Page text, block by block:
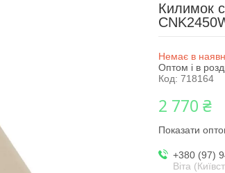
Килимок
Немає в
Оптом і в
Код: 718164
2 770 ₴
Показати
+380 (97)
Віта